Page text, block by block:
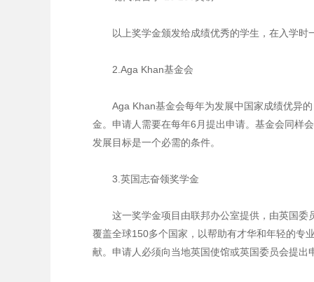
以上奖学金颁发给成绩优秀的学生，在入学时一
2.Aga Khan基金会
Aga Khan基金会每年为发展中国家成绩优异的
金。申请人需要在每年6月提出申请。基金会同样
发展目标是一个必需的条件。
3.英国志奋领奖学金
这一奖学金项目由联邦办公室提供，由英国委
覆盖全球150多个国家，以帮助有才华和年轻的专
献。申请人必须向当地英国使馆或英国委员会提出